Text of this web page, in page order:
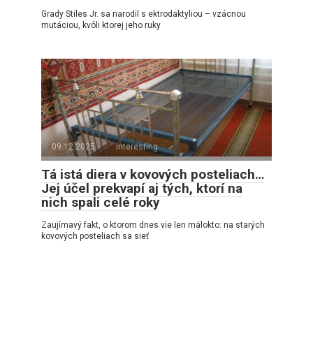
Grady Stiles Jr. sa narodil s ektrodaktyliou – vzácnou
mutáciou, kvôli ktorej jeho ruky
09.12.2025 interesting
Tá istá diera v kovových posteliach…
Jej účel prekvapí aj tých, ktorí na
nich spali celé roky
Zaujímavý fakt, o ktorom dnes vie len málokto: na starých
kovových posteliach sa sieť